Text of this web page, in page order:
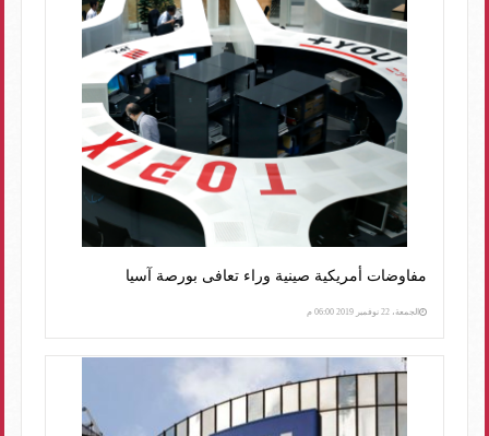
مفاوضات أمريكية صينية وراء تعافى بورصة آسيا
الجمعة، 22 نوفمبر 2019 06:00 م